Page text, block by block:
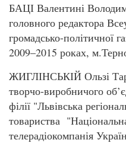
БАЦІ Валентині
головного редактора
громадсько-політичної
2009–2015 роках,
ЖИГЛІНСЬКІЙ Ользі
творчо-виробничого
філії "Львівська
товариства
телерадіокомпанія